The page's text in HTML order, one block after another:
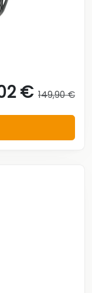
€ 149,90 €